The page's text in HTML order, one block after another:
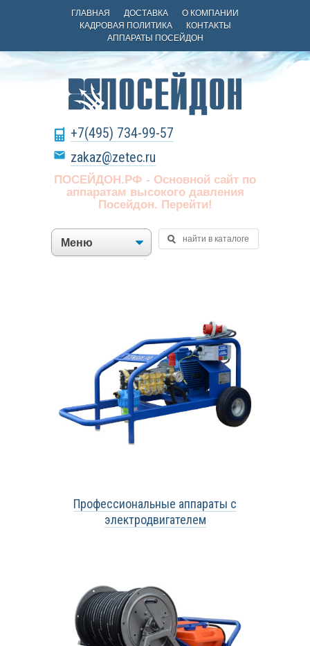
ГЛАВНАЯ ДОСТАВКА
О КОМПАНИИ
КАДРОВАЯ ПОЛИТИКА
КОНТАКТЫ
АППАРАТЫ ПОСЕЙДОН
+7(495) 734-99-57
zakaz@zetec.ru
ПОСЕЙДОН.РФ - Основной сайт по
аппаратам высокого давления
Посейдон. Перейти!
Профессиональные аппараты с
электродвигателем